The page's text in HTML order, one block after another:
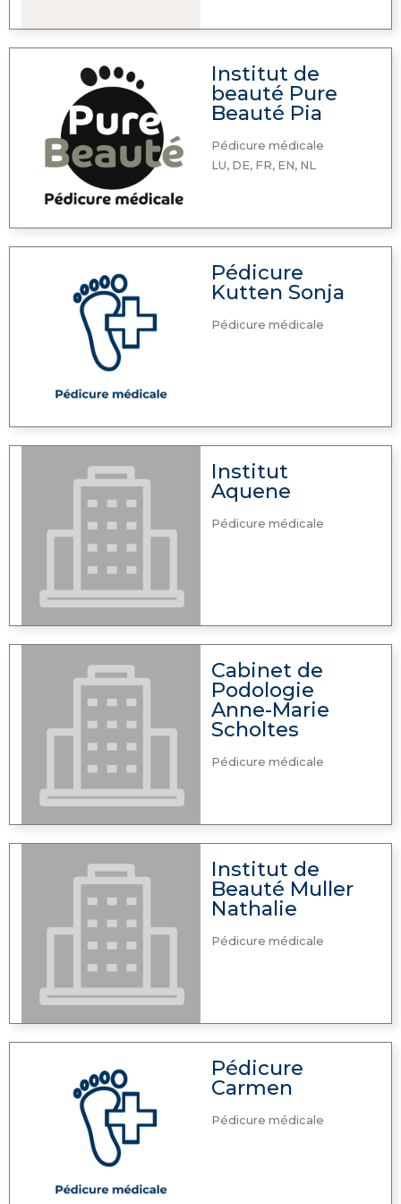
Institut de
beauté Pure
Beauté Pia
Pédicure médicale
LU, DE, FR, EN, NL
Pédicure
Kutten Sonja
Pédicure médicale
Institut
Aquene
Pédicure médicale
Cabinet de
Podologie
Anne-Marie
Scholtes
Pédicure médicale
Institut de
Beauté Muller
Nathalie
Pédicure médicale
Pédicure
Carmen
Pédicure médicale